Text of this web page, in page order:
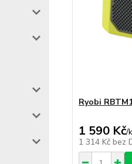
Ryobi
1 590 Kč/
1 314 Kč bez